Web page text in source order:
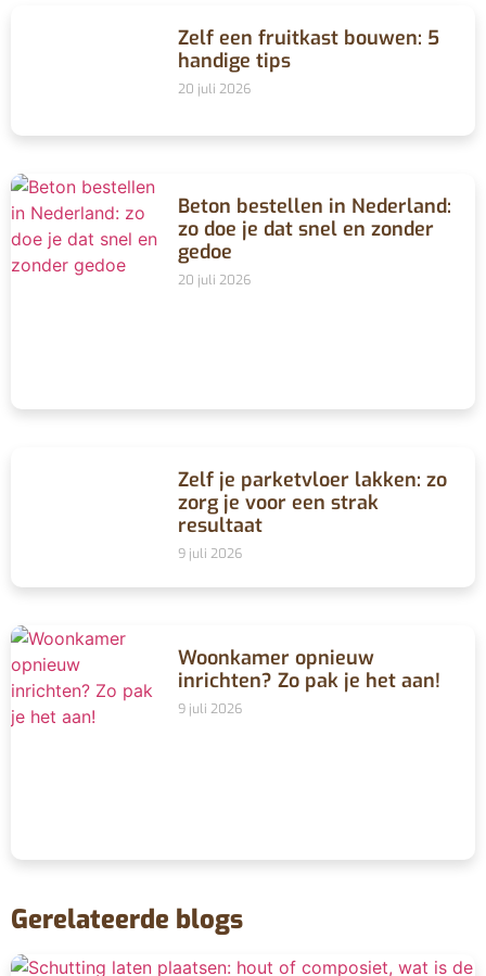
Zelf een fruitkast bouwen: 5
handige tips
20 juli 2026
Beton bestellen in Nederland:
zo doe je dat snel en zonder
gedoe
20 juli 2026
Zelf je parketvloer lakken: zo
zorg je voor een strak
resultaat
9 juli 2026
Woonkamer opnieuw
inrichten? Zo pak je het aan!
9 juli 2026
Gerelateerde blogs